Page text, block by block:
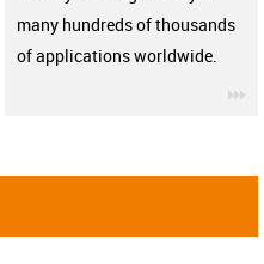
many hundreds of thousands
of applications worldwide.